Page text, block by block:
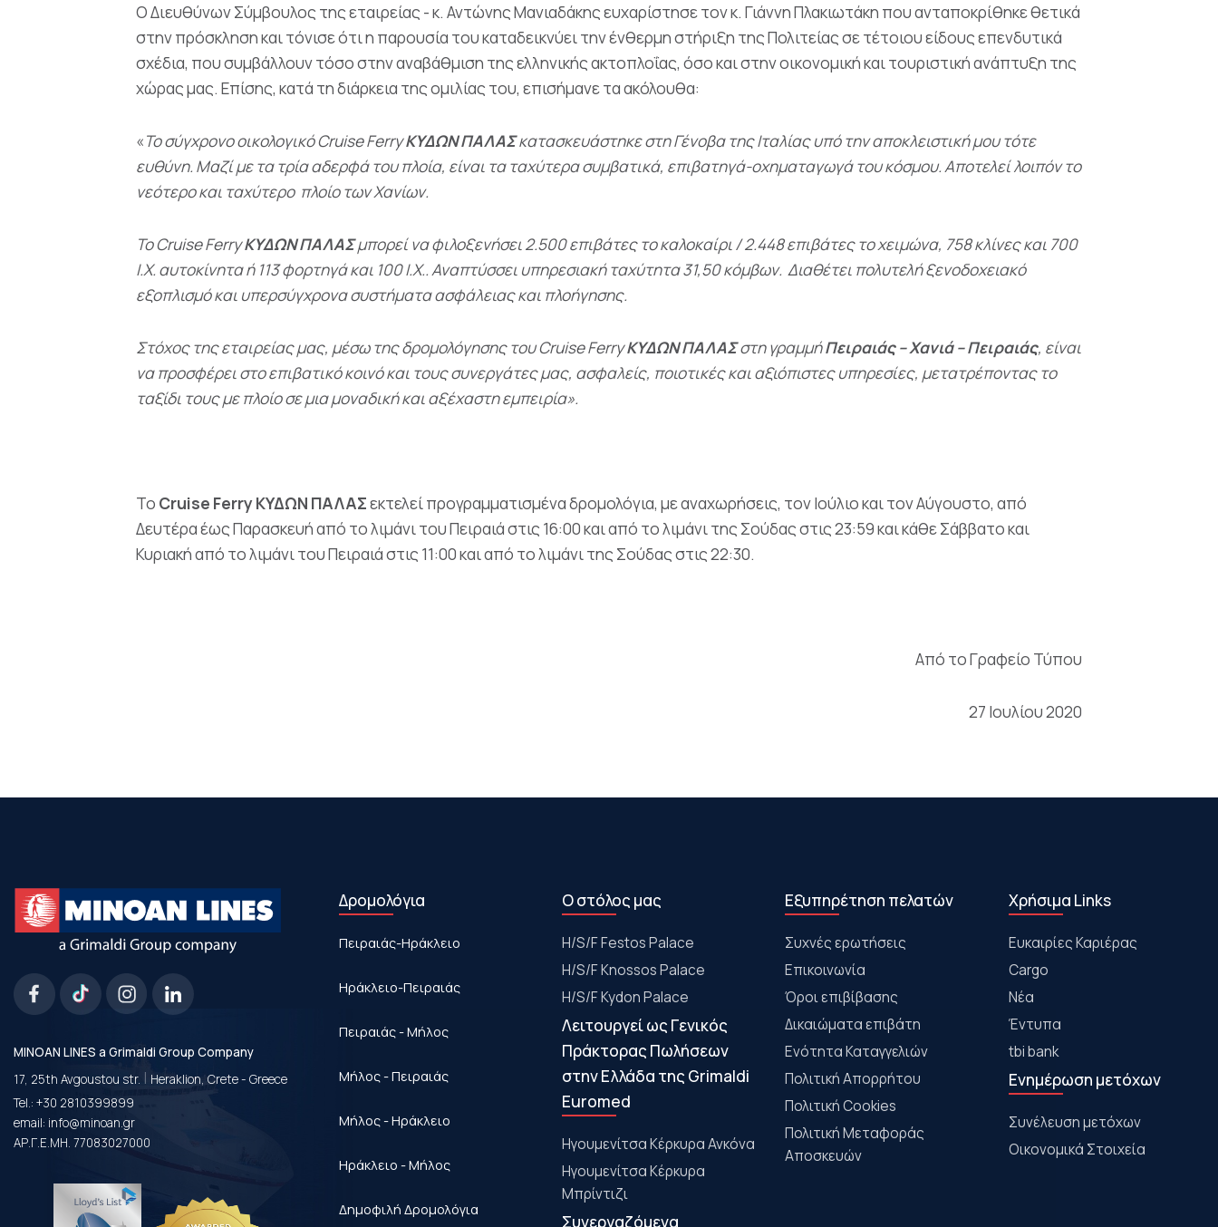
Ο Διευθύνων Σύμβουλος της εταιρείας - κ. Αντώνης Μανιαδάκης ευχαρίστησε τον κ. Γιάννη Πλακιωτάκη που ανταποκρίθηκε θετικά
στην πρόσκληση και τόνισε ότι η παρουσία του καταδεικνύει την ένθερμη στήριξη της Πολιτείας σε τέτοιου είδους επενδυτικά
σχέδια, που συμβάλλουν τόσο στην αναβάθμιση της ελληνικής ακτοπλοΐας, όσο και στην οικονομική και τουριστική ανάπτυξη της
χώρας μας. Επίσης, κατά τη διάρκεια της ομιλίας του, επισήμανε τα ακόλουθα:
«Το σύγχρονο οικολογικό Cruise FerryΚΥΔΩΝ ΠΑΛΑΣκατασκευάστηκε στη Γένοβα της Ιταλίας υπό την αποκλειστική μου τότε
ευθύνη. Μαζί με τα τρία αδερφά του πλοία, είναι τα ταχύτερα συμβατικά, επιβατηγά-οχηματαγωγά του κόσμου. Αποτελεί λοιπόν το
νεότερο και ταχύτερο πλοίο των Χανίων.
Το Cruise FerryΚΥΔΩΝ ΠΑΛΑΣμπορεί να φιλοξενήσει 2.500 επιβάτες το καλοκαίρι / 2.448 επιβάτες το χειμώνα, 758 κλίνες και 700
Ι.Χ. αυτοκίνητα ή 113 φορτηγά και 100 Ι.Χ.. Αναπτύσσει υπηρεσιακή ταχύτητα 31,50 κόμβων. Διαθέτει πολυτελή ξενοδοχειακό
εξοπλισμό και υπερσύγχρονα συστήματα ασφάλειας και πλοήγησης.
Στόχος της εταιρείας μας, μέσω της δρομολόγησης του Cruise FerryΚΥΔΩΝ ΠΑΛΑΣστη γραμμήΠειραιάς – Χανιά – Πειραιάς, είναι
να προσφέρει στο επιβατικό κοινό και τους συνεργάτες μας, ασφαλείς, ποιοτικές και αξιόπιστες υπηρεσίες, μετατρέποντας το
ταξίδι τους με πλοίο σε μια μοναδική και αξέχαστη εμπειρία».
Το Cruise FerryΚΥΔΩΝ ΠΑΛΑΣεκτελεί προγραμματισμένα δρομολόγια, με αναχωρήσεις, τον Ιούλιο και τον Αύγουστο, από
Δευτέρα έως Παρασκευή από το λιμάνι του Πειραιά στις 16:00 και από το λιμάνι της Σούδας στις 23:59 και κάθε Σάββατο και
Κυριακή από το λιμάνι του Πειραιά στις 11:00 και από το λιμάνι της Σούδας στις 22:30.
Από το Γραφείο Τύπου
27 Ιουλίου 2020
MINOAN LINES a Grimaldi Group Company
17, 25th Avgoustou str. | Heraklion, Crete - Greece
Tel.: +30 2810399899
email: info@minoan.gr
ΑΡ.Γ.Ε.ΜΗ. 77083027000
Δρομολόγια
Πειραιάς-Ηράκλειο
Ηράκλειο-Πειραιάς
Πειραιάς - Μήλος
Μήλος - Πειραιάς
Μήλος - Ηράκλειο
Ηράκλειο - Μήλος
Δημοφιλή Δρομολόγια
Ο στόλος μας
Η/S/F Festos Palace
H/S/F Knossos Palace
H/S/F Kydon Palace
Λειτουργεί ως Γενικός
Πράκτορας Πωλήσεων
στην Ελλάδα της Grimaldi
Euromed
Ηγουμενίτσα Κέρκυρα Ανκόνα
Ηγουμενίτσα Κέρκυρα
Μπρίντιζι
Συνεργαζόμενα
Εξυπηρέτηση πελατών
Συχνές ερωτήσεις
Επικοινωνία
Όροι επιβίβασης
Δικαιώματα επιβάτη
Ενότητα Καταγγελιών
Πολιτική Απορρήτου
Πολιτική Cookies
Πολιτική Μεταφοράς
Αποσκευών
Χρήσιμα Links
Ευκαιρίες Καριέρας
Cargo
Νέα
Έντυπα
tbi bank
Ενημέρωση μετόχων
Συνέλευση μετόχων
Οικονομικά Στοιχεία